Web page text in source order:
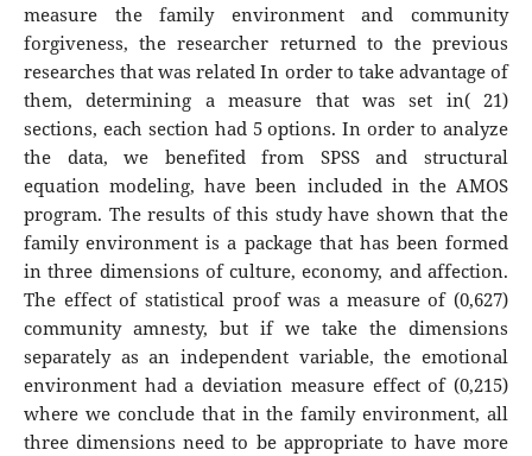
measure the family environment and community
forgiveness, the researcher returned to the previous
researches that was related In order to take advantage of
them, determining a measure that was set in( 21)
sections, each section had 5 options. In order to analyze
the data, we benefited from SPSS and structural
equation modeling, have been included in the AMOS
program. The results of this study have shown that the
family environment is a package that has been formed
in three dimensions of culture, economy, and affection.
The effect of statistical proof was a measure of (0,627)
community amnesty, but if we take the dimensions
separately as an independent variable, the emotional
environment had a deviation measure effect of (0,215)
where we conclude that in the family environment, all
three dimensions need to be appropriate to have more